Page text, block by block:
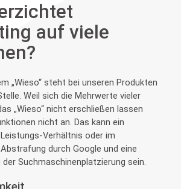
auf viele
„Wieso“ steht bei unseren Produkten
Weil sich die Mehrwerte vieler
„Wieso“ nicht erschließen lassen
nicht an. Das kann ein
Verhältnis oder im
durch Google und eine
Suchmaschinenplatzierung sein.